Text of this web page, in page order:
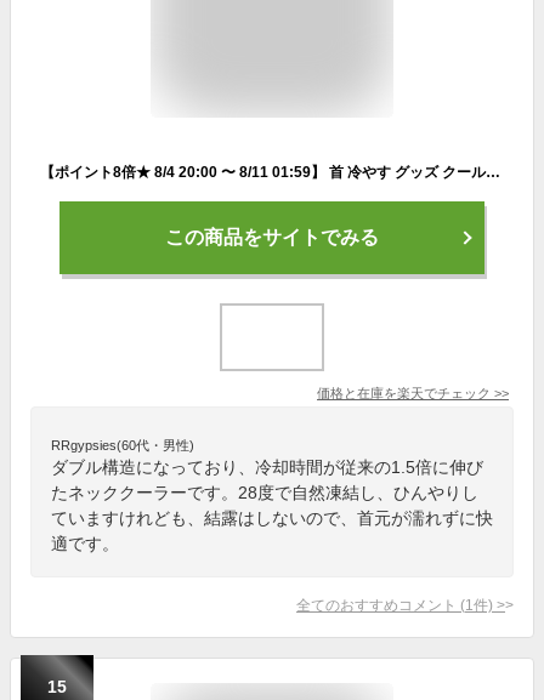
【ポイント8倍★ 8/4 20:00 〜 8/11 01:59】 首 冷やす グッズ クールネックリング 長持ち 長時間 オススメ W Icy Neck クールリング アイスリング ひんやり 熱中症対策 PCM ネックリング ネッククーラー 冷感リング
この商品をサイトでみる
価格と在庫を楽天でチェック >>
RRgypsies(60代・男性)
ダブル構造になっており、冷却時間が従来の1.5倍に伸び
たネッククーラーです。28度で自然凍結し、ひんやりし
ていますけれども、結露はしないので、首元が濡れずに快
適です。
全てのおすすめコメント (1 件) >
15